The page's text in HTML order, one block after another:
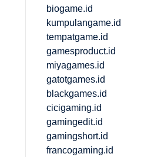
biogame.id
kumpulangame.id
tempatgame.id
gamesproduct.id
miyagames.id
gatotgames.id
blackgames.id
cicigaming.id
gamingedit.id
gamingshort.id
francogaming.id